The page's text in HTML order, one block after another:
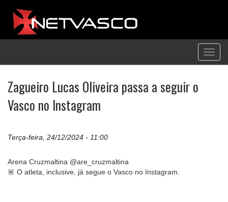
Zagueiro Lucas Oliveira passa a seguir o
Vasco no Instagram
Terça-feira, 24/12/2024 - 11:00
Arena Cruzmaltina @are_cruzmaltina
🚨 O atleta, inclusive, já segue o Vasco no Instagram.